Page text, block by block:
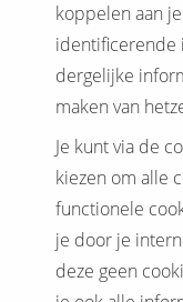
koppelen aan
identificerende
dergelijke
maken van
Je kunt via de
kiezen om alle
functionele
je door je
deze geen